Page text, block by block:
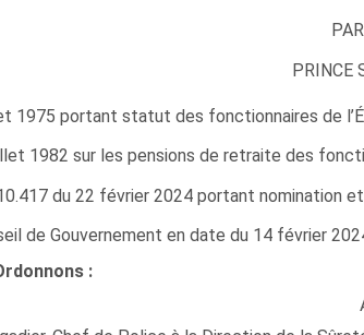
PRINCE
1975 portant statut des fonctionnaires de
1982 sur les pensions de retraite des
du 22 février 2024 portant nomination
de Gouvernement en date du 14 février
: